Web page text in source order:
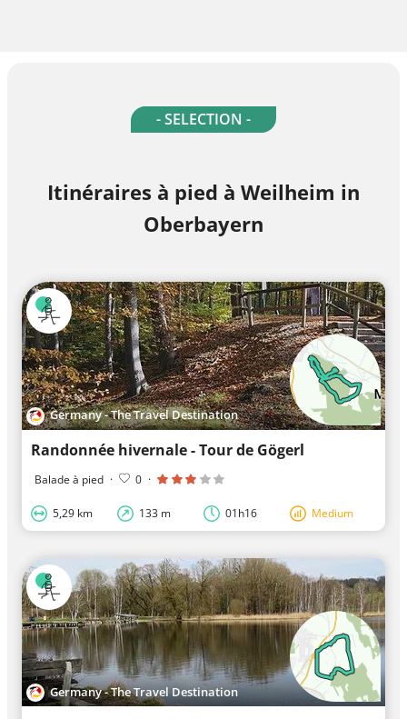
- SELECTION -
Itinéraires à pied à Weilheim in
Oberbayern
Germany - The Travel Destination
Randonnée hivernale - Tour de Gögerl
Balade à pied · 0 ·
5,29 km 133 m 01h16 Medium
Germany - The Travel Destination